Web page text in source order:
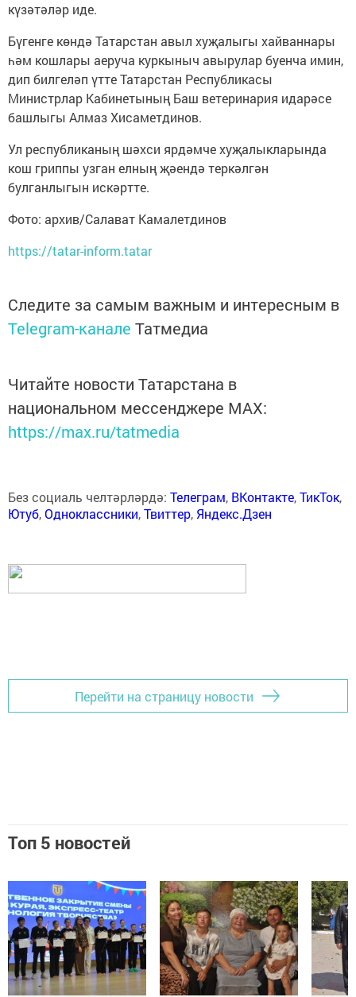
күзәтәләр иде.
Бүгенге көндә Татарстан авыл хуҗалыгы хайваннары
һәм кошлары аеруча куркыныч авырулар буенча имин,
дип билгеләп үтте Татарстан Республикасы
Министрлар Кабинетының Баш ветеринария идарәсе
башлыгы Алмаз Хисаметдинов.
Ул республиканың шәхси ярдәмче хуҗалыкларында
кош гриппы узган елның җәендә теркәлгән
булганлыгын искәртте.
Фото: архив/Салават Камалетдинов
https://tatar-inform.tatar
Следите за самым важным и интересным в
Telegram-канале Татмедиа
Читайте новости Татарстана в
национальном мессенджере MАХ:
https://max.ru/tatmedia
Без социаль челтәрләрдә: Телеграм, ВКонтакте,ТикТок,
Ютуб,Одноклассники,Твиттер, Яндекс.Дзен
Перейти на страницу новости
Топ 5 новостей